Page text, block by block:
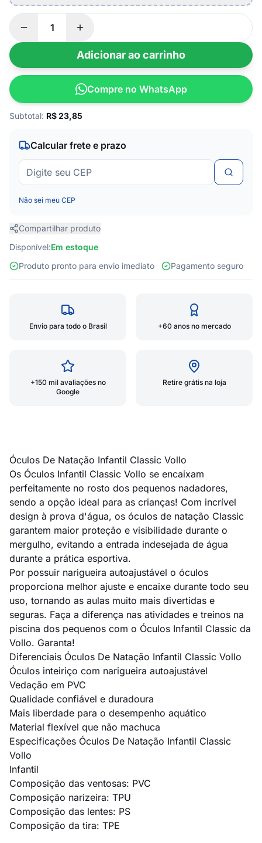
Adicionar ao carrinho
Compre no WhatsApp
Subtotal: R$23,85
Calcular frete e prazo
Não sei meu CEP
Compartilhar produto
Disponível:Em estoque
Produto pronto para envio imediato
Pagamento seguro
Envio para todo o Brasil +60 anos no mercado
+150 mil avaliações no
Google
Retire grátis na loja
Óculos De Natação Infantil Classic Vollo
Os Óculos Infantil Classic Vollo se encaixam
perfeitamente no rosto dos pequenos nadadores,
sendo a opção ideal para as crianças! Com incrível
design à prova d'água, os óculos de natação Classic
garantem maior proteção e visibilidade durante o
mergulho, evitando a entrada indesejada de água
durante a prática esportiva.
Por possuir narigueira autoajustável o óculos
proporciona melhor ajuste e encaixe durante todo seu
uso, tornando as aulas muito mais divertidas e
seguras. Faça a diferença nas atividades e treinos na
piscina dos pequenos com o Óculos Infantil Classic da
Vollo. Garanta!
Diferenciais Óculos De Natação Infantil Classic Vollo
Óculos inteiriço com narigueira autoajustável
Vedação em PVC
Qualidade confiável e duradoura
Mais liberdade para o desempenho aquático
Material flexível que não machuca
Especificações Óculos De Natação Infantil Classic
Vollo
Infantil
Composição das ventosas: PVC
Composição narizeira: TPU
Composição das lentes: PS
Composição da tira: TPE